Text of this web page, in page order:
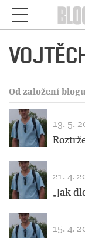
Od založení
13. 5.
21. 4.
„Jak
15. 4.